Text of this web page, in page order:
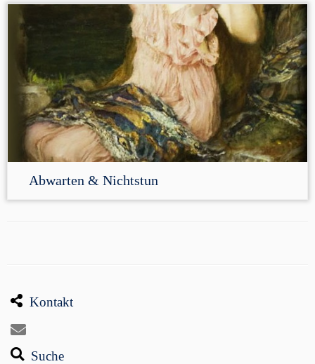
Abwarten & Nichtstun
Kontakt
Suche